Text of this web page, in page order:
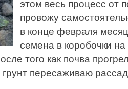
этом весь процесс от
провожу
в конце февраля
семена в коробочки на
того как почва
пересаживаю